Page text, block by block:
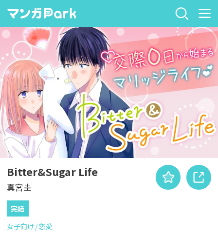
Bitter&Sugar Life
真宮圭
完結
女子向け 恋愛